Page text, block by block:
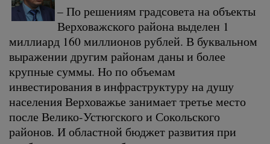
– По решениям градсовета на объекты
Верховажского района выделен 1
миллиард 160 миллионов рублей. В буквальном
выражении другим районам даны и более
крупные суммы. Но по объемам
инвестирования в инфраструктуру на душу
населения Верховажье занимает третье место
после Велико-Устюгского и Сокольского
районов. И областной бюджет развития при